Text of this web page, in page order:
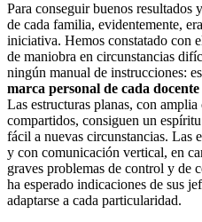
Para conseguir buenos resultados
de cada familia, evidentemente,
iniciativa. Hemos constatado con
de maniobra en circunstancias
ningún manual de instrucciones:
marca personal de cada docente
Las estructuras planas, con
compartidos, consiguen un
fácil a nuevas circunstancias. Las
y con comunicación vertical, en
graves problemas de control y de
ha esperado indicaciones de sus
adaptarse a cada particularidad.